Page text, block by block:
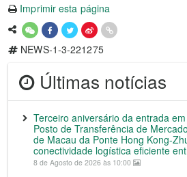
Imprimir esta página
NEWS-1-3-221275
Últimas notícias
Terceiro aniversário da entrada
Posto de Transferência de
de Macau da Ponte Hong Kong-
conectividade logística eficiente
8 de Agosto de 2026 às 10:00